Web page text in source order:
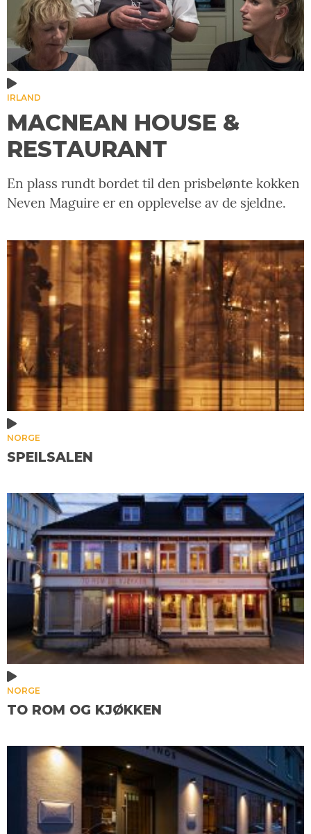
IRLAND
MACNEAN HOUSE &
RESTAURANT
En plass rundt bordet til den prisbelønte kokken
Neven Maguire er en opplevelse av de sjeldne.
NORGE
SPEILSALEN
NORGE
TO ROM OG KJØKKEN